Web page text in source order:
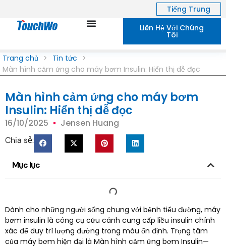
Tiếng Trung
Liên Hệ Với Chúng
Tôi
Trang chủ > Tin tức >
Màn hình cảm ứng cho máy bơm Insulin: Hiển thị dễ đọc
Màn hình cảm ứng cho máy bơm
Insulin: Hiển thị dễ đọc
16/10/2025 Jensen Huang
Chia sẻ:
Mục lục
Dành cho những người sống chung với bệnh tiểu đường, máy
bơm insulin là công cụ cứu cánh cung cấp liều insulin chính
xác để duy trì lượng đường trong máu ổn định. Trọng tâm
của máy bơm hiện đại là Màn hình cảm ứng bơm Insulin—